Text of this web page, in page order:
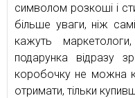
символом розкоші і
більше уваги, ніж
кажуть
подарунка відразу
коробочку не можна
отримати, тільки